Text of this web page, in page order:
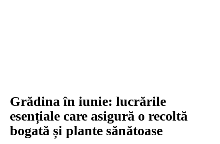
Grădina în iunie: lucrările
esențiale care asigură o recoltă
bogată și plante sănătoase